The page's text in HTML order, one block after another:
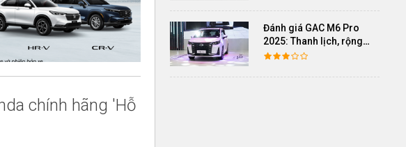
chính hãng 'Hỗ
Đánh giá GAC M6 Pro
2025: Thanh lịch, rộng
rãi, đầy đủ tiện nghi, vận